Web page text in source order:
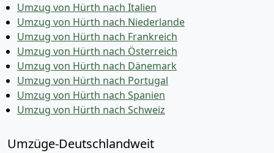
Umzug von Hürth nach Italien
Umzug von Hürth nach Niederlande
Umzug von Hürth nach Frankreich
Umzug von Hürth nach Österreich
Umzug von Hürth nach Dänemark
Umzug von Hürth nach Portugal
Umzug von Hürth nach Spanien
Umzug von Hürth nach Schweiz
Umzüge-Deutschlandweit